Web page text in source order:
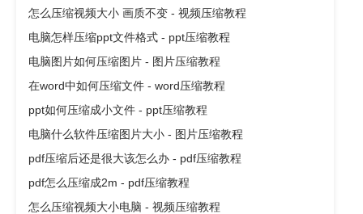
怎么压缩视频大小 画质不变 - 视频压缩教程
电脑怎样压缩ppt文件格式 - ppt压缩教程
电脑图片如何压缩图片 - 图片压缩教程
在word中如何压缩文件 - word压缩教程
ppt如何压缩成小文件 - ppt压缩教程
电脑什么软件压缩图片大小 - 图片压缩教程
pdf压缩后还是很大该怎么办 - pdf压缩教程
pdf怎么压缩成2m - pdf压缩教程
怎么压缩视频大小电脑 - 视频压缩教程